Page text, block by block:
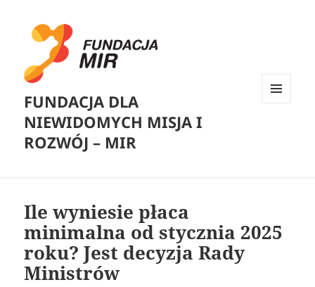
FUNDACJA DLA
NIEWIDOMYCH MISJA I
ROZWÓJ – MIR
Ile wyniesie płaca
minimalna od stycznia 2025
roku? Jest decyzja Rady
Ministrów